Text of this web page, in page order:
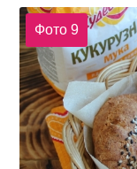
Фото 9